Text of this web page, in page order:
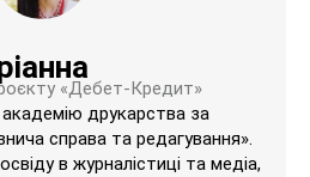
«Дебет-Кредит»
академію друкарства за
справа та редагування».
в журналістиці та медіа,